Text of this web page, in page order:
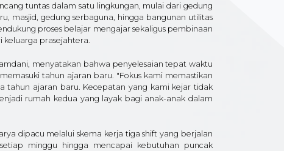
tuntas dalam satu lingkungan, mulai dari gedung
masjid, gedung serbaguna, hingga bangunan utilitas
proses belajar mengajar sekaligus pembinaan
keluarga prasejahtera.
menyatakan bahwa penyelesaian tepat waktu
tahun ajaran baru. "Fokus kami memastikan
tahun ajaran baru. Kecepatan yang kami kejar tidak
rumah kedua yang layak bagi anak-anak dalam
dipacu melalui skema kerja tiga shift yang berjalan
minggu hingga mencapai kebutuhan puncak